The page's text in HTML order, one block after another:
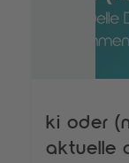
ki oder
aktuelle